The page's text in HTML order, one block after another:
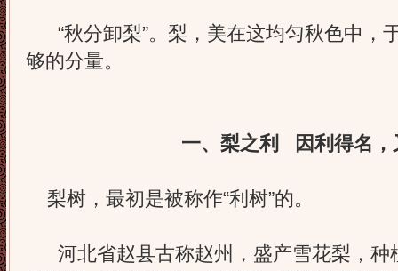
“秋分卸梨”。梨，美在这均匀秋色中，
够的分量。
一、梨之利 因利得名，
梨树，最初是被称作“利树”的。
河北省赵县古称赵州，盛产雪花梨，种